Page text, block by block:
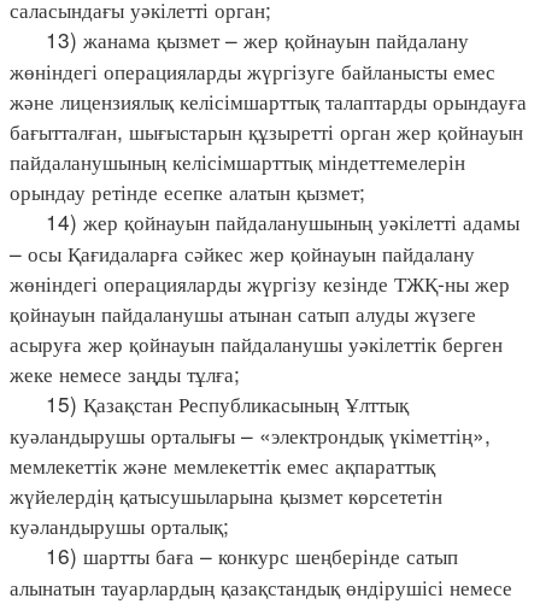
саласындағы уәкілетті орган;
13) жанама қызмет – жер қойнауын пайдалану
жөніндегі операцияларды жүргізуге байланысты емес
және лицензиялық келісімшарттық талаптарды орындауға
бағытталған, шығыстарын құзыретті орган жер қойнауын
пайдаланушының келісімшарттық міндеттемелерін
орындау ретінде есепке алатын қызмет;
14) жер қойнауын пайдаланушының уәкілетті адамы
– осы Қағидаларға сәйкес жер қойнауын пайдалану
жөніндегі операцияларды жүргізу кезінде ТЖҚ-ны жер
қойнауын пайдаланушы атынан сатып алуды жүзеге
асыруға жер қойнауын пайдаланушы уәкілеттік берген
жеке немесе заңды тұлға;
15) Қазақстан Республикасының Ұлттық
куәландырушы орталығы – «электрондық үкіметтің»,
мемлекеттік және мемлекеттік емес ақпараттық
жүйелердің қатысушыларына қызмет көрсететін
куәландырушы орталық;
16) шартты баға – конкурс шеңберінде сатып
алынатын тауарлардың қазақстандық өндірушісі немесе